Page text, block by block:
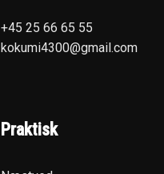
+45 25 66 65 55
kokumi4300@gmail.com
Praktisk